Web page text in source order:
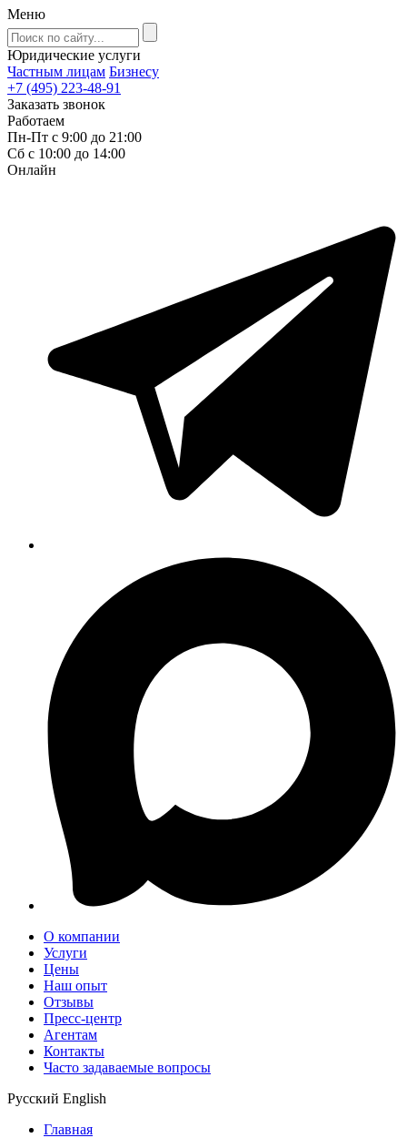
Меню
Юридические услуги
Частным лицам Бизнесу
+7 (495) 223-48-91
Заказать звонок
Работаем
Пн-Пт с 9:00 до 21:00
Сб с 10:00 до 14:00
Онлайн
О компании
Услуги
Цены
Наш опыт
Отзывы
Пресс-центр
Агентам
Контакты
Часто задаваемые вопросы
Русский English
Главная